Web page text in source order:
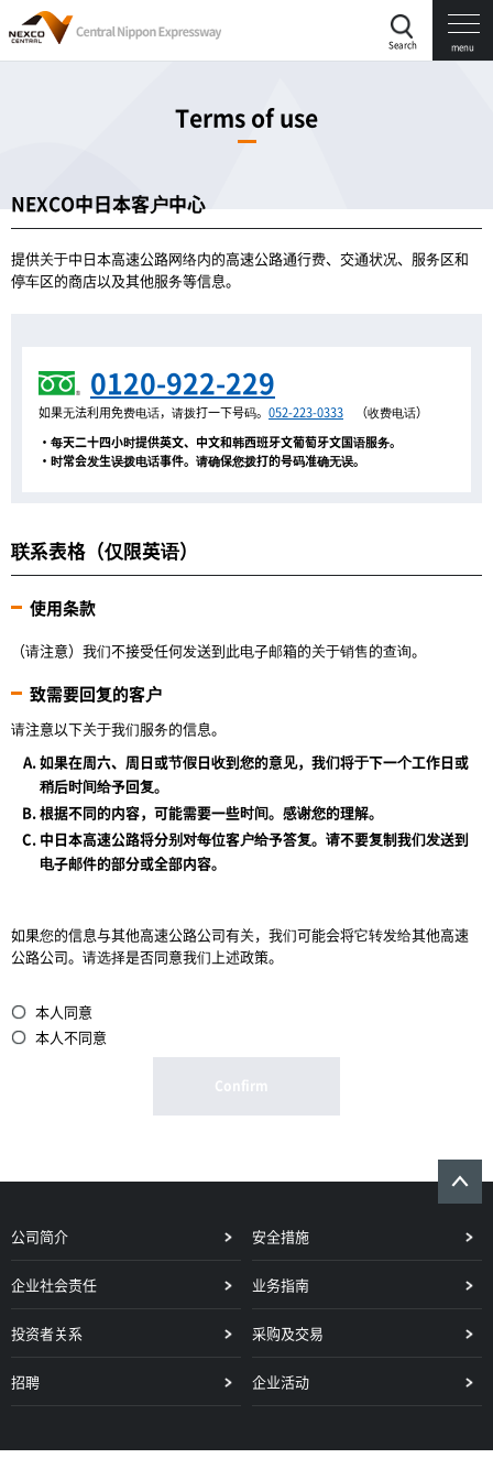
Search menu
Terms of use
NEXCO中日本客户中心
提供关于中日本高速公路网络内的高速公路通行费、交通状况、服务区和
停车区的商店以及其他服务等信息。
0120-922-229
如果无法利用免费电话，请拨打一下号码。 052-223-0333 （收费电话）
・每天二十四小时提供英文、中文和韩西班牙文葡萄牙文国语服务。
・时常会发生误拨电话事件。请确保您拨打的号码准确无误。
联系表格（仅限英语）
使用条款
（请注意）我们不接受任何发送到此电子邮箱的关于销售的查询。
致需要回复的客户
请注意以下关于我们服务的信息。
如果在周六、周日或节假日收到您的意见，我们将于下一个工作日或
稍后时间给予回复。
根据不同的内容，可能需要一些时间。感谢您的理解。
中日本高速公路将分别对每位客户给予答复。请不要复制我们发送到
电子邮件的部分或全部内容。
如果您的信息与其他高速公路公司有关，我们可能会将它转发给其他高速
公路公司。请选择是否同意我们上述政策。
本人同意
本人不同意
Confirm
公司简介 安全措施
企业社会责任 业务指南
投资者关系 采购及交易
招聘 企业活动